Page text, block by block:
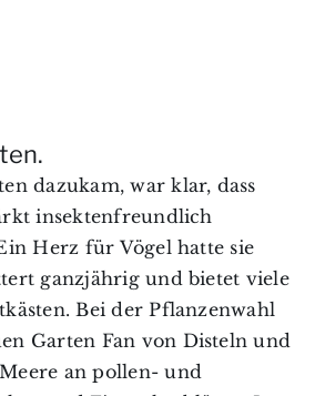
dazukam, war klar, dass
insektenfreundlich
Herz für Vögel hatte sie
ganzjährig und bietet viele
Bei der Pflanzenwahl
Garten Fan von Disteln und
an pollen- und